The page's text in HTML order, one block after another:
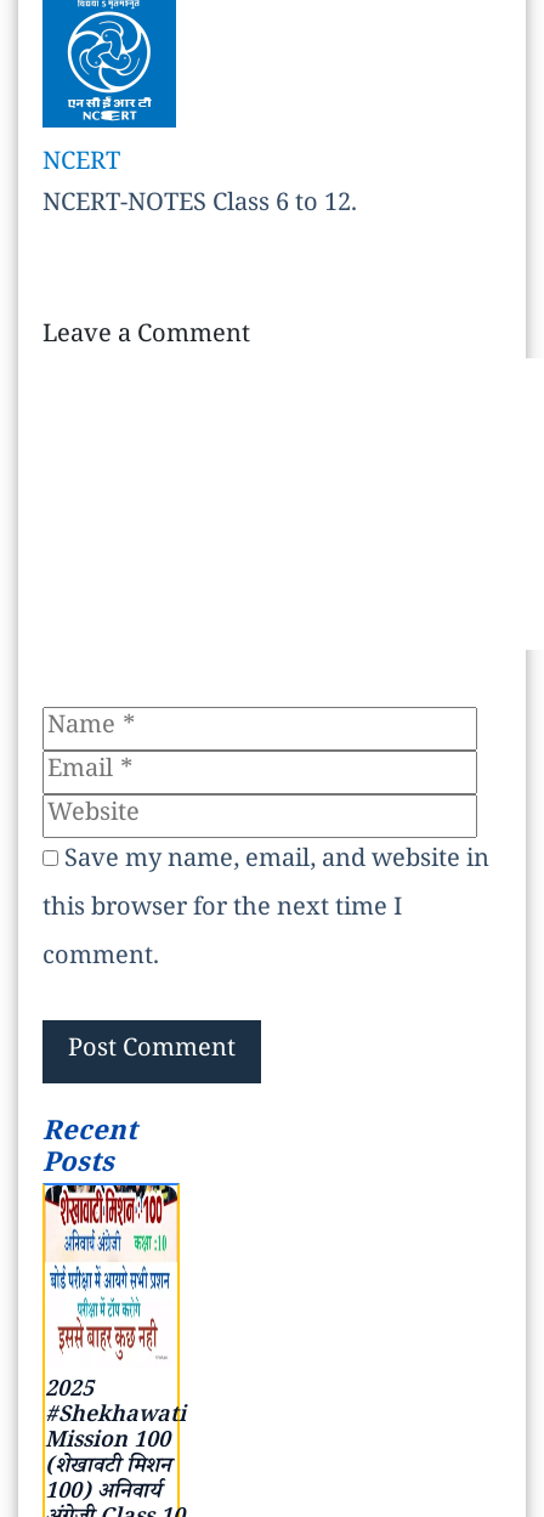
NCERT-NOTES Class 6 to 12.
Leave A Comment
Name
Save my name, email, and website in
this browser for the next time I
comment.
Recent
Posts
2025
#Shekhawati
Mission 100
(शेखावटी मिशन